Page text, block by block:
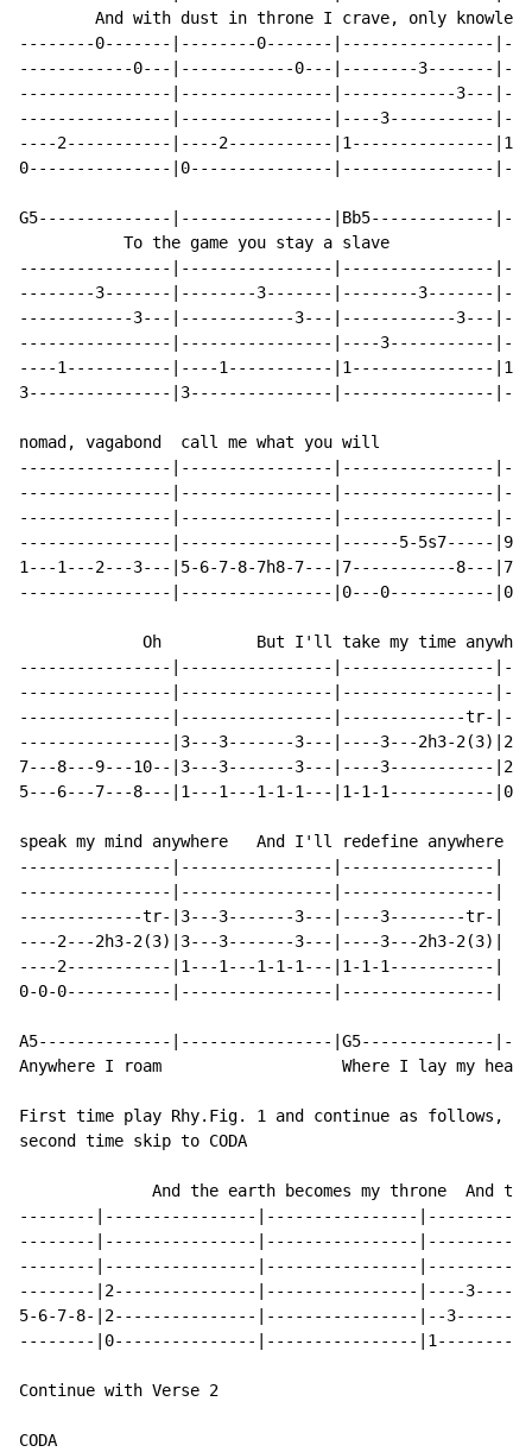
And with dust in throne I crave, only
--------0-------|--------0-------|----------------
------------0---|------------0---|--------3-------
----------------|----------------|------------3---
----------------|----------------|----3-----------
----2-----------|----2-----------|1---------------
0---------------|0---------------|----------------
G5--------------|----------------|Bb5-------------
To the game you stay a slave
----------------|----------------|----------------
--------3-------|--------3-------|--------3-------
------------3---|------------3---|------------3---
----------------|----------------|----3-----------
----1-----------|----1-----------|1---------------
3---------------|3---------------|----------------
nomad, vagabond  call me what you will
----------------|----------------|----------------
----------------|----------------|----------------
----------------|----------------|----------------
----------------|----------------|------5-5s7-----
1---1---2---3---|5-6-7-8-7h8-7---|7-----------8---
----------------|----------------|0---0-----------
Oh          But I'll take my time
----------------|----------------|----------------
----------------|----------------|----------------
----------------|----------------|-------------tr-
----------------|3---3-------3---|----3---2h3-
7---8---9---10--|3---3-------3---|----3-----------
5---6---7---8---|1---1---1-1-1---|1-1-1-----------
speak my mind anywhere   And I'll redefine anywhere
----------------|----------------|----------------|
----------------|----------------|----------------|
-------------tr-|3---3-------3---|----3--------tr-|
----2---2h3-2(3)|3---3-------3---|----3---2h3-2(3)|
----2-----------|1---1---1-1-1---|1-1-1-----------|
0-0-0-----------|----------------|----------------|
A5--------------|----------------|G5--------------
Anywhere I roam                   Where I lay my head
First time play Rhy.Fig. 1 and continue as follows,
second time skip to CODA
And the earth becomes my throne  And
--------|----------------|----------------
--------|----------------|----------------
--------|----------------|----------------
--------|2---------------|----------------|----
5-6-7-8-|2---------------|----------------|--
--------|0---------------|----------------
Continue with Verse 2
CODA